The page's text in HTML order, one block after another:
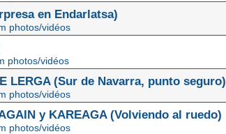
en Endarlatsa)
photos/vidéos
photos/vidéos
LERGA (Sur de Navarra, punto seguro)
photos/vidéos
y KAREAGA (Volviendo al ruedo)
photos/vidéos